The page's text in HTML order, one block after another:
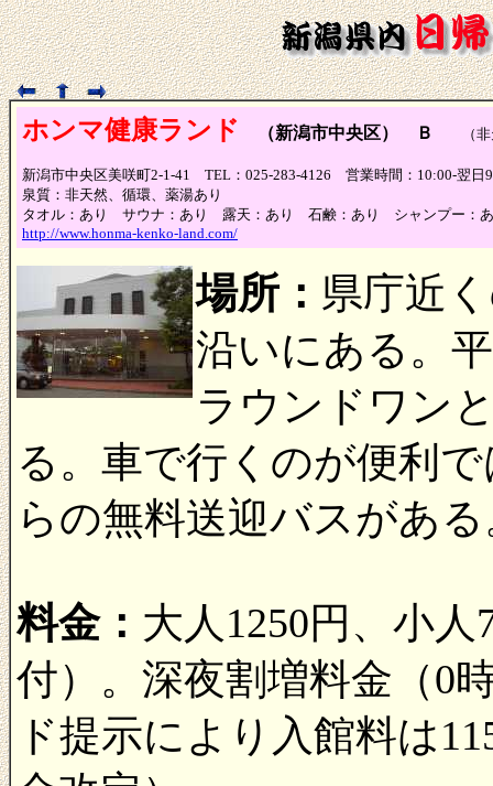
ホンマ健康ランド （新潟市中央区） Ｂ （非
新潟市中央区美咲町2-1-41 TEL：025-283-4126 営業時間：10:00-翌
泉質：非天然、循環、薬湯あり
タオル：あり サウナ：あり 露天：あり 石鹸：あり シャンプー：
http://www.honma-kenko-land.com/
場所： 県庁近
沿いにある。
ラウンドワン
る。車で行くのが便利
らの無料送迎バスがあ
料金： 大人1250円、小
付）。深夜割増料金（0
ド提示により入館料は